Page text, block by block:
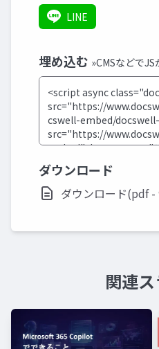
LINE
埋め込む »CMSなどで
ダウンロード
ダウンロード(pdf -
関連